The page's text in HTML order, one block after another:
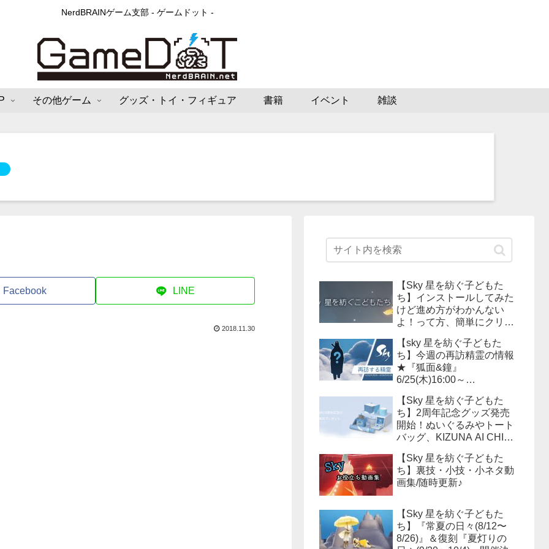
NerdBRAINゲーム支部 - ゲームドット -
その他ゲーム グッズ・トイ・フィギュア 書籍 イベント 雑談
Facebook LINE
2018.11.30
【Sky 星を紡ぐ子どもた
ち】インストールしてみた
けど進め方がわかんない
よ！って方、簡単にクリア
【sky 星を紡ぐ子どもた
ち】今週の再訪精霊の情報
★『狐面&鐘』
6/25(木)16:00～
キャンドル数は？？
【Sky 星を紡ぐ子どもた
ち】2周年記念グッズ発売
開始！ぬいぐるみやトート
バッグ、KIZUNA AI CHINA
れます！
【Sky 星を紡ぐ子どもた
ち】裏技・小技・小ネタ動
画集/随時更新♪
【Sky 星を紡ぐ子どもた
ち】『常夏の日々(8/12〜
8/26)』＆復刻『夏灯りの